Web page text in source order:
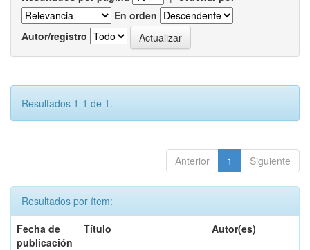
En orden
Autor/registro
Resultados 1-1 de 1.
Anterior 1 Siguiente
Resultados por ítem:
Fecha de
publicación
Título Autor(es)